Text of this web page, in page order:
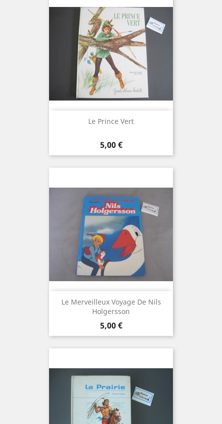
Le Prince Vert
Prix
5,00 €
Le Merveilleux Voyage De Nils
Holgersson
Prix
5,00 €